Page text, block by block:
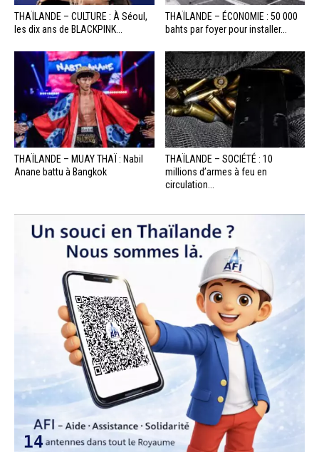
THAÏLANDE – CULTURE : À Séoul,
les dix ans de BLACKPINK...
THAÏLANDE – ÉCONOMIE : 50 000
bahts par foyer pour installer...
THAÏLANDE – MUAY THAÏ : Nabil
Anane battu à Bangkok
THAÏLANDE – SOCIÉTÉ : 10
millions d’armes à feu en
circulation...